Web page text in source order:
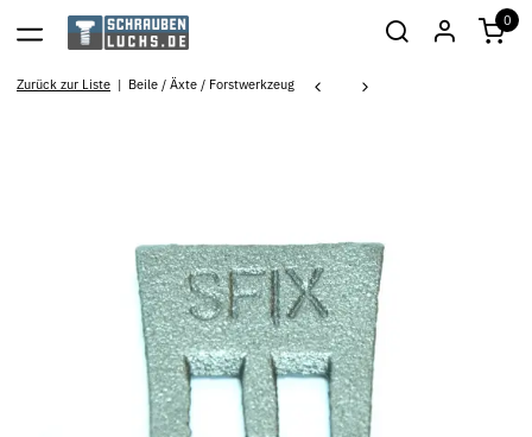
0
Zurück zur Liste Beile / Äxte / Forstwerkzeug